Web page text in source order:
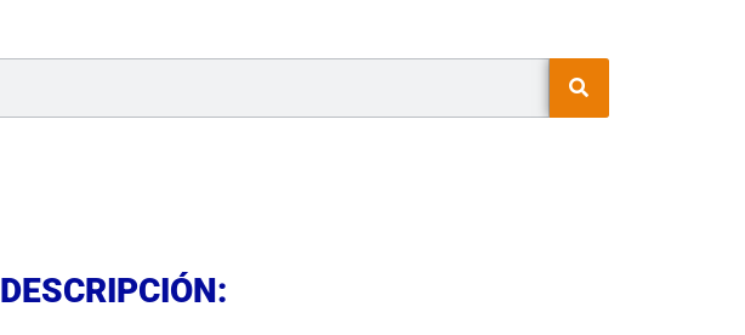
DESCRIPCIÓN: